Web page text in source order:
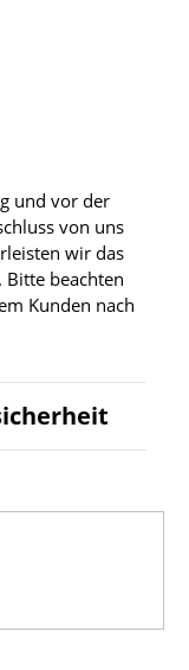
und vor der
von uns
wir das
Bitte beachten
Kunden nach